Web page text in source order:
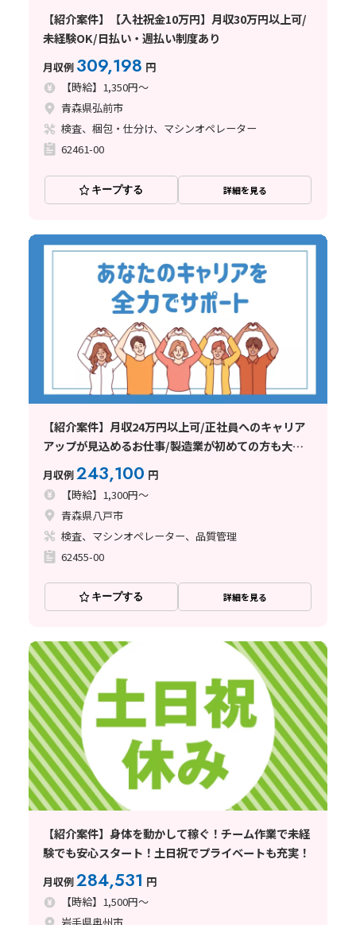
【紹介案件】【入社祝金10万円】月収30万円以上可/
未経験OK/日払い・週払い制度あり
月収例 309,198 円
【時給】1,350円～
青森県弘前市
検査、梱包・仕分け、マシンオペレーター
62461-00
キープする 詳細を見る
【紹介案件】月収24万円以上可/正社員へのキャリア
アップが見込めるお仕事/製造業が初めての方も大歓
月収例243,100 円
【時給】1,300円～
青森県八戸市
検査、マシンオペレーター、品質管理
62455-00
キープする 詳細を見る
【紹介案件】身体を動かして稼ぐ！チーム作業で未経
験でも安心スタート！土日祝でプライベートも充実！
月収例284,531 円
【時給】1,500円～